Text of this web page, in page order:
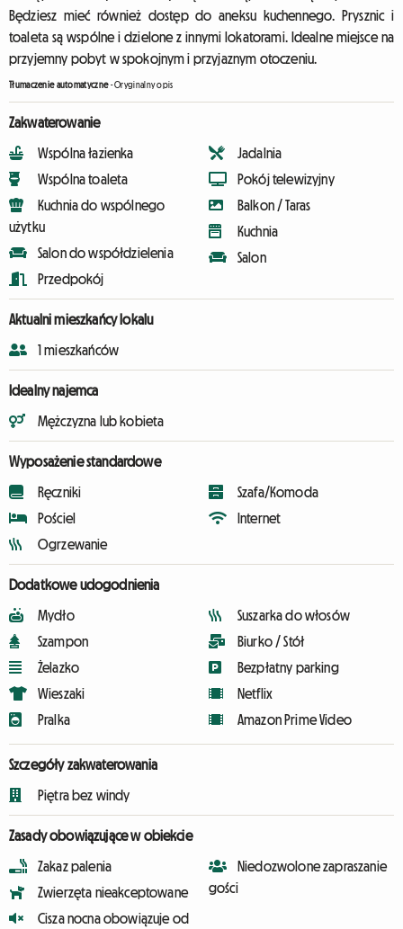
Będziesz mieć również dostęp do aneksu kuchennego. Prysznic i
toaleta są wspólne i dzielone z innymi lokatorami. Idealne miejsce na
przyjemny pobyt w spokojnym i przyjaznym otoczeniu.
Tłumaczenie automatyczne-Oryginalny opis
Zakwaterowanie
Wspólna łazienka
Wspólna toaleta
Kuchnia do wspólnego
użytku
Salon do współdzielenia
Przedpokój
Jadalnia
Pokój telewizyjny
Balkon / Taras
Kuchnia
Salon
Aktualni mieszkańcy lokalu
1 mieszkańców
Idealny najemca
Mężczyzna lub kobieta
Wyposażenie standardowe
Ręczniki
Pościel
Ogrzewanie
Szafa/Komoda
Internet
Dodatkowe udogodnienia
Mydło
Szampon
Żelazko
Wieszaki
Pralka
Suszarka do włosów
Biurko / Stół
Bezpłatny parking
Netflix
Amazon Prime Video
Szczegóły zakwaterowania
Piętra bez windy
Zasady obowiązujące w obiekcie
Zakaz palenia
Zwierzęta nieakceptowane
Cisza nocna obowiązuje od
Niedozwolone zapraszanie
gości